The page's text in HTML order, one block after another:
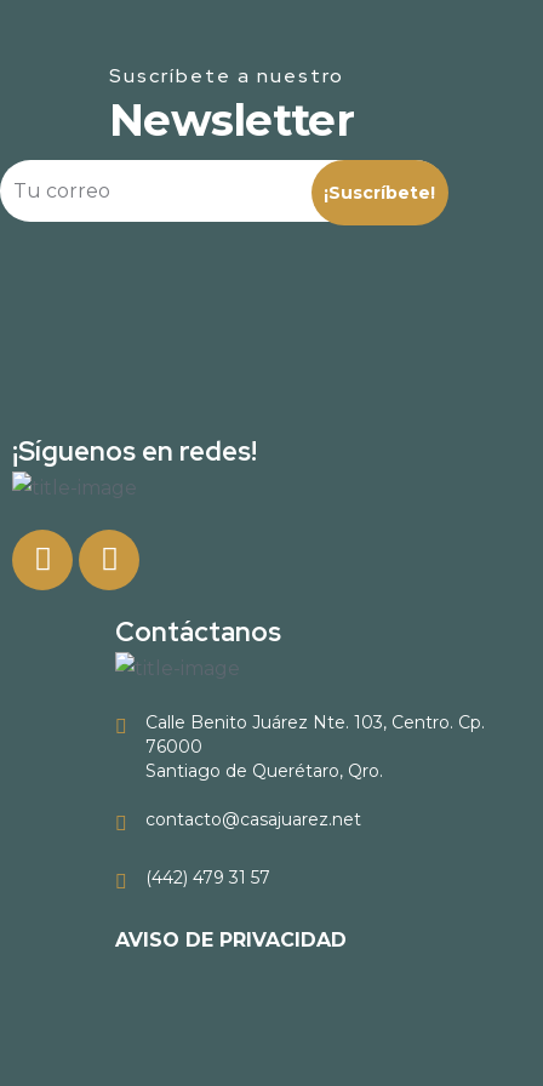
Suscríbete a nuestro
Newsletter
¡Síguenos en redes!
Contáctanos
Calle Benito Juárez Nte. 103, Centro. Cp.
76000
Santiago de Querétaro, Qro.
contacto@casajuarez.net
(442) 479 31 57
AVISO DE PRIVACIDAD